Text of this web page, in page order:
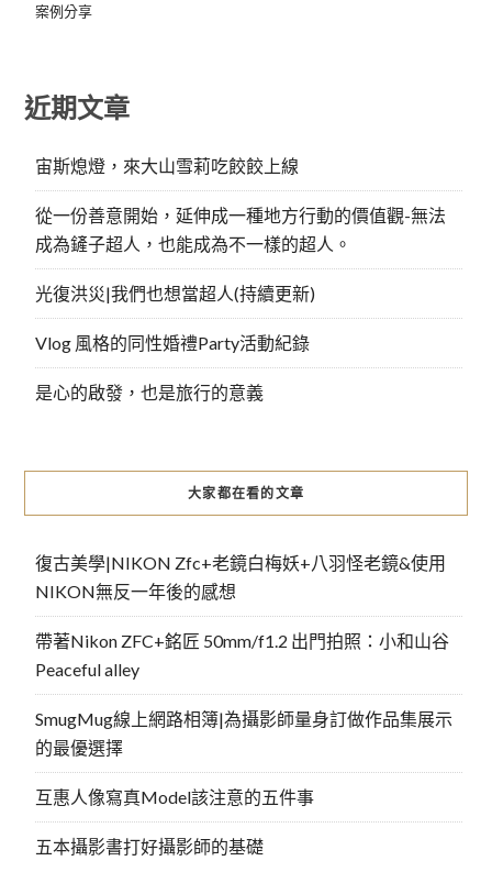
案例分享
近期文章
宙斯熄燈，來大山雪莉吃餃餃上線
從一份善意開始，延伸成一種地方行動的價值觀-無法
成為鏟子超人，也能成為不一樣的超人。
光復洪災|我們也想當超人(持續更新)
Vlog 風格的同性婚禮Party活動紀錄
是心的啟發，也是旅行的意義
大家都在看的文章
復古美學|NIKON Zfc+老鏡白梅妖+八羽怪老鏡&使用
NIKON無反一年後的感想
帶著Nikon ZFC+銘匠 50mm/f1.2 出門拍照：小和山谷
Peaceful alley
SmugMug線上網路相簿|為攝影師量身訂做作品集展示
的最優選擇
互惠人像寫真Model該注意的五件事
五本攝影書打好攝影師的基礎